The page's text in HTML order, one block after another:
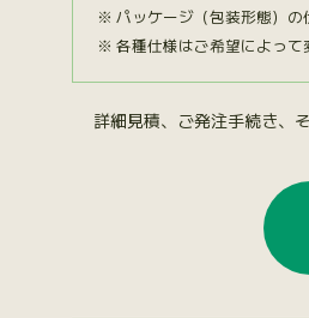
パッケージ（包装形態）の
各種仕様はご希望によっ
詳細見積、ご発注手続き、